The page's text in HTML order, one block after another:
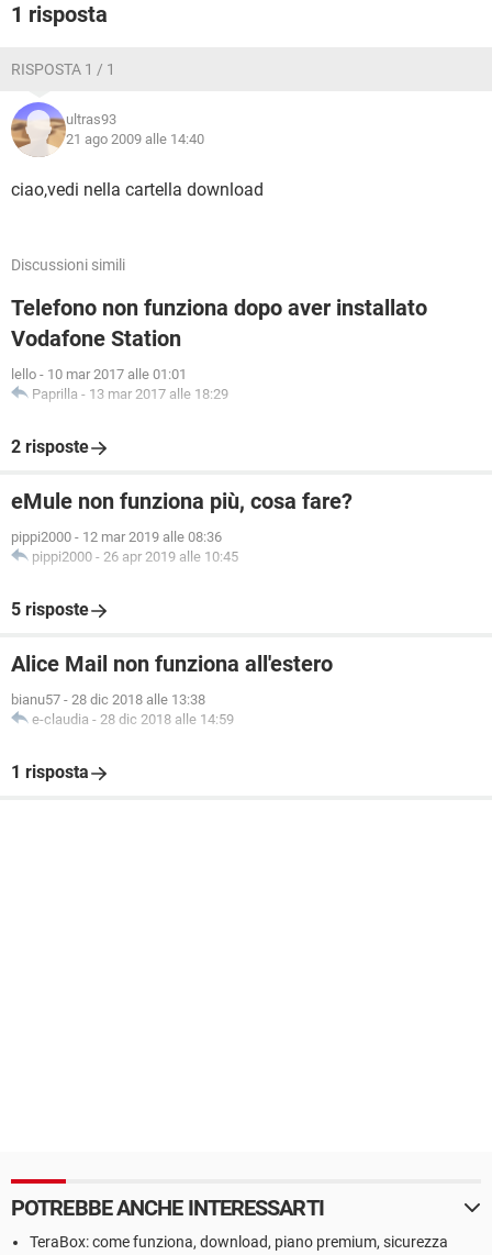
1 risposta
RISPOSTA 1 / 1
ultras93
21 ago 2009 alle 14:40
ciao,vedi nella cartella download
Discussioni simili
Telefono non funziona dopo aver installato
Vodafone Station
lello - 10 mar 2017 alle 01:01
Paprilla - 13 mar 2017 alle 18:29
2 risposte
eMule non funziona più, cosa fare?
pippi2000 - 12 mar 2019 alle 08:36
pippi2000 - 26 apr 2019 alle 10:45
5 risposte
Alice Mail non funziona all'estero
bianu57 - 28 dic 2018 alle 13:38
e-claudia - 28 dic 2018 alle 14:59
1 risposta
POTREBBE ANCHE INTERESSARTI
TeraBox: come funziona, download, piano premium, sicurezza